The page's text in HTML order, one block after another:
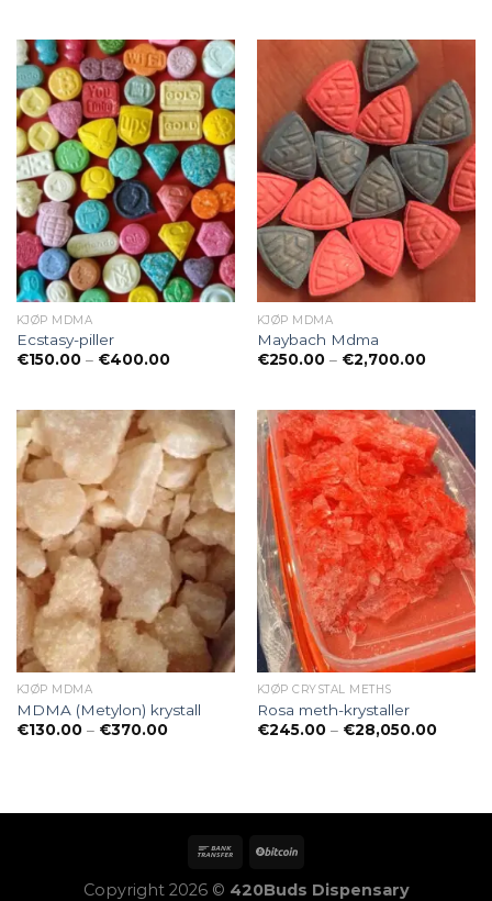
KJØP MDMA
Ecstasy-piller
€150.00 – €400.00Preisspanne:
KJØP MDMA
Maybach Mdma
€250.00 – €2,700.00
KJØP MDMA
MDMA (Metylon) krystall
€130.00 – €370.00Preisspanne:
KJØP CRYSTAL METHS
Rosa meth-krystaller
€245.00 – €28,050.00
Copyright 2026 © 420Buds Dispensary